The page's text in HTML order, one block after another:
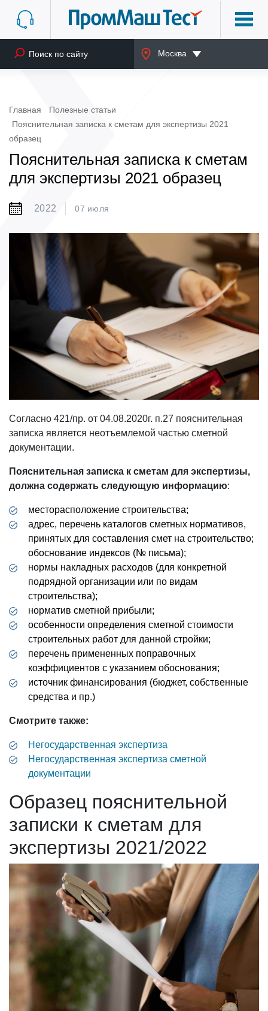
Москва
Главная
Полезные статьи
Пояснительная записка к сметам для экспертизы 2021
образец
Пояснительная записка к сметам
для экспертизы 2021 образец
2022 07 июля
Согласно 421/пр. от 04.08.2020г. п.27 пояснительная
записка является неотъемлемой частью сметной
документации.
Пояснительная записка к сметам для экспертизы,
должна содержать следующую информацию:
месторасположение строительства;
адрес, перечень каталогов сметных нормативов,
принятых для составления смет на строительство;
обоснование индексов (№ письма);
нормы накладных расходов (для конкретной
подрядной организации или по видам
строительства);
норматив сметной прибыли;
особенности определения сметной стоимости
строительных работ для данной стройки;
перечень примененных поправочных
коэффициентов с указанием обоснования;
источник финансирования (бюджет, собственные
средства и пр.)
Смотрите также:
Негосударственная экспертиза
Негосударственная экспертиза сметной
документации
Образец пояснительной
записки к сметам для
экспертизы 2021/2022